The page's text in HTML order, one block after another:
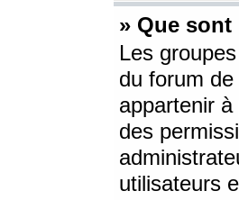
» Que
Les
du forum
appartenir
des
utilisateurs